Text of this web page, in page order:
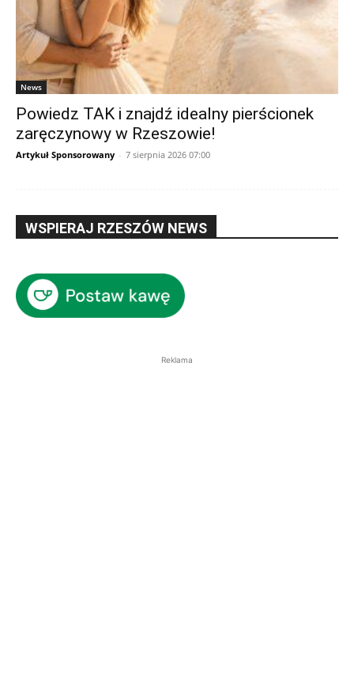
News
Powiedz TAK i znajdź idealny pierścionek
zaręczynowy w Rzeszowie!
Artykuł Sponsorowany - 7 sierpnia 2026 07:00
WSPIERAJ RZESZÓW NEWS
Reklama